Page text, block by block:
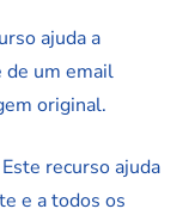
ajuda a
de um email
original.
Este recurso ajuda
e a todos os